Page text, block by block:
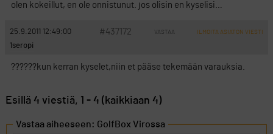
olen kokeillut, en ole onnistunut. jos olisin en kyselisi…
25.9.2011 12:49:00 #437172 VASTAA ILMOITA ASIATON VIESTI
1seropi
??????kun kerran kyselet,niin et pääse tekemään varauksia.
Esillä 4 viestiä, 1 - 4 (kaikkiaan 4)
Vastaa aiheeseen: GolfBox Virossa